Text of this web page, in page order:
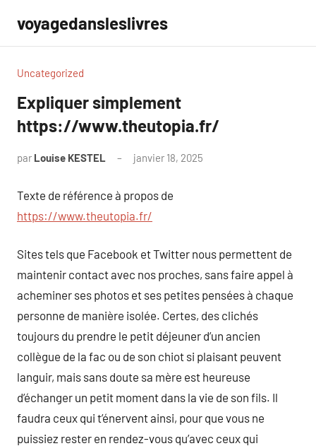
contenu
voyagedansleslivres
Uncategorized
Expliquer simplement
https://www.theutopia.fr/
par Louise KESTEL janvier 18, 2025
Texte de référence à propos de
https://www.theutopia.fr/
Sites tels que Facebook et Twitter nous permettent de
maintenir contact avec nos proches, sans faire appel à
acheminer ses photos et ses petites pensées à chaque
personne de manière isolée. Certes, des clichés
toujours du prendre le petit déjeuner d’un ancien
collègue de la fac ou de son chiot si plaisant peuvent
languir, mais sans doute sa mère est heureuse
d’échanger un petit moment dans la vie de son fils. Il
faudra ceux qui t’énervent ainsi, pour que vous ne
puissiez rester en rendez-vous qu’avec ceux qui